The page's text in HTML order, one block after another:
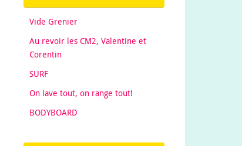
Vide Grenier
Au revoir les CM2, Valentine et
Corentin
SURF
On lave tout, on range tout!
BODYBOARD